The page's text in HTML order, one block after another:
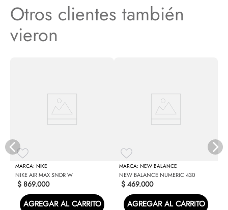
Otros clientes también
vieron
NIKE
NIKE AIR MAX SNDR W
$ 869.000
AGREGAR AL CARRITO
NEW BALANCE
NEW BALANCE NUMERIC 430
$ 469.000
AGREGAR AL CARRITO